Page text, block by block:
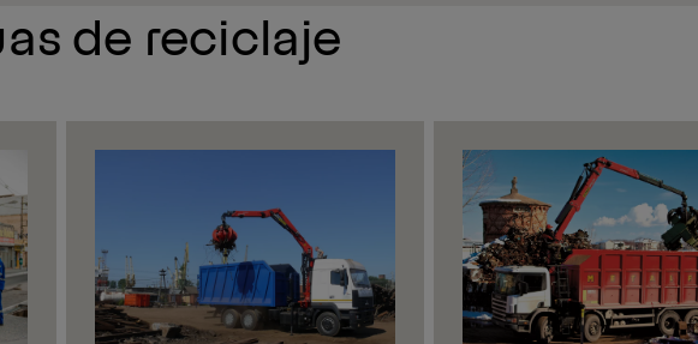
de reciclaje